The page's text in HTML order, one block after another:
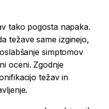
tako pogosta napaka.
težave same izginejo,
simptomov
oceni. Zgodnje
težav in